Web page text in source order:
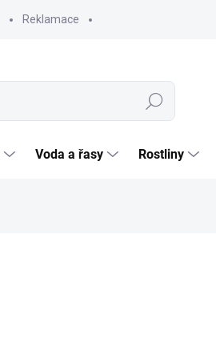
Reklamace
Hledat
Voda a řasy Rostliny